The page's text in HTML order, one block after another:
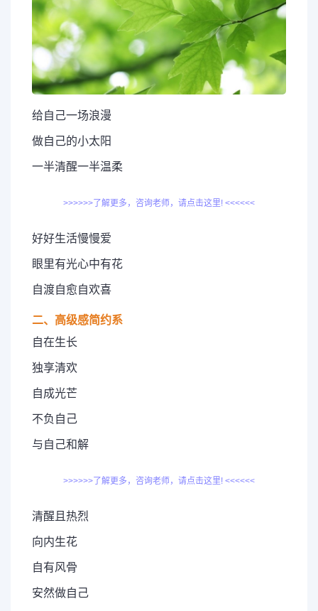
给自己一场浪漫
做自己的小太阳
一半清醒一半温柔
>>>>>>了解更多，咨询老师，请点击这里! <<<<<<
好好生活慢慢爱
眼里有光心中有花
自渡自愈自欢喜
二、高级感简约系
自在生长
独享清欢
自成光芒
不负自己
与自己和解
>>>>>>了解更多，咨询老师，请点击这里! <<<<<<
清醒且热烈
向内生花
自有风骨
安然做自己